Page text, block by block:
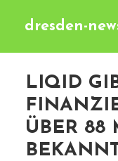
dresden-
LIQID
ÜBER 88